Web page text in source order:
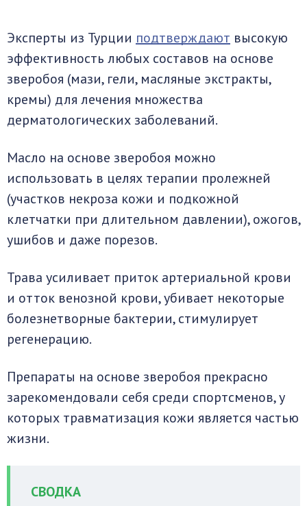
Эксперты из Турции подтверждают высокую
эффективность любых составов на основе
зверобоя (мази, гели, масляные экстракты,
кремы) для лечения множества
дерматологических заболеваний.
Масло на основе зверобоя можно
использовать в целях терапии пролежней
(участков некроза кожи и подкожной
клетчатки при длительном давлении), ожогов,
ушибов и даже порезов.
Трава усиливает приток артериальной крови
и отток венозной крови, убивает некоторые
болезнетворные бактерии, стимулирует
регенерацию.
Препараты на основе зверобоя прекрасно
зарекомендовали себя среди спортсменов, у
которых травматизация кожи является частью
жизни.